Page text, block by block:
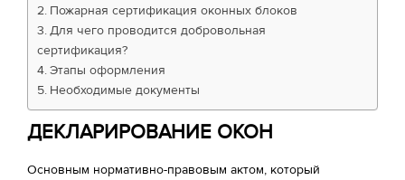
Пожарная сертификация оконных блоков
Для чего проводится добровольная
сертификация?
Этапы оформления
Необходимые документы
ДЕКЛАРИРОВАНИЕ ОКОН
Основным нормативно-правовым актом, который